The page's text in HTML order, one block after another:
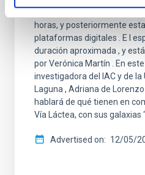
horas, y posteriormente
plataformas digitales . E l
duración aproximada , y
por Verónica Martín . En
investigadora del IAC y de la
Laguna , Adriana de
hablará de qué tienen en
Vía Láctea, con sus galaxias
Advertised on 12/05/